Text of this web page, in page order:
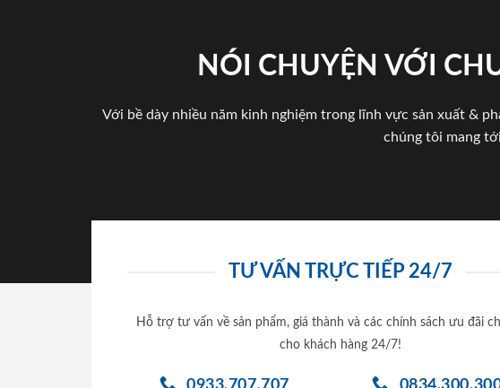
NÓI CHUYỆN VỚI
Với bề dày nhiều năm kinh nghiệm trong lĩnh vực sản xuất &
chúng tôi mang
TƯ VẤN TRỰC TIẾP 24/7
Hỗ trợ tư vấn về sản phẩm, giá thành và các chính sách ưu đãi
cho khách hàng 24/7!
0933.707.707